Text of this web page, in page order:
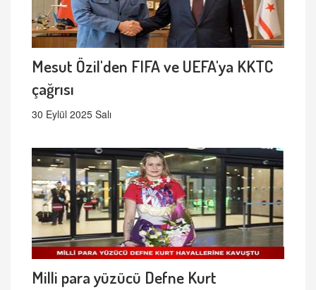
Mesut Özil'den FIFA ve UEFA'ya KKTC
çağrısı
30 Eylül 2025 Salı
Milli para yüzücü Defne Kurt